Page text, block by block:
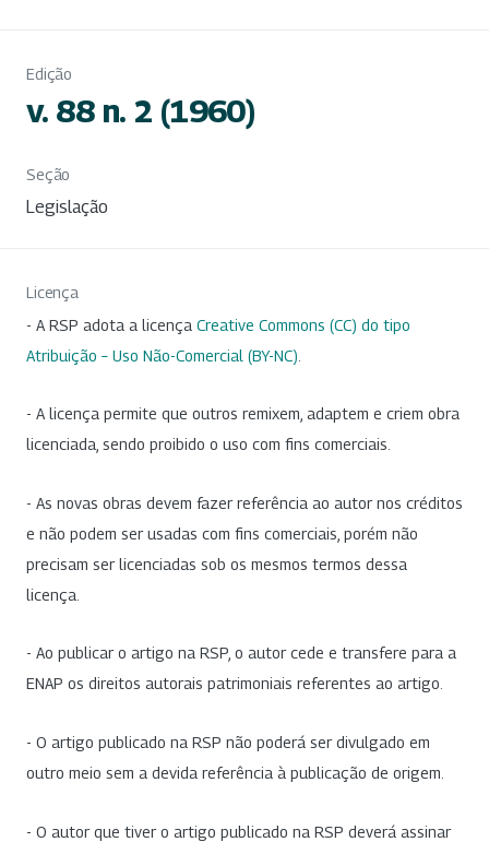
Edição
v. 88 n. 2 (1960)
Seção
Legislação
Licença
- A RSP adota a licença Creative Commons (CC) do tipo
Atribuição – Uso Não-Comercial (BY-NC)
- A licença permite que outros remixem, adaptem e criem obra
licenciada, sendo proibido o uso com fins comerciais.
- As novas obras devem fazer referência ao autor nos créditos
e não podem ser usadas com fins comerciais, porém não
precisam ser licenciadas sob os mesmos termos dessa
licença.
- Ao publicar o artigo na RSP, o autor cede e transfere para a
ENAP os direitos autorais patrimoniais referentes ao artigo.
- O artigo publicado na RSP não poderá ser divulgado em
outro meio sem a devida referência à publicação de origem.
- O autor que tiver o artigo publicado na RSP deverá assinar